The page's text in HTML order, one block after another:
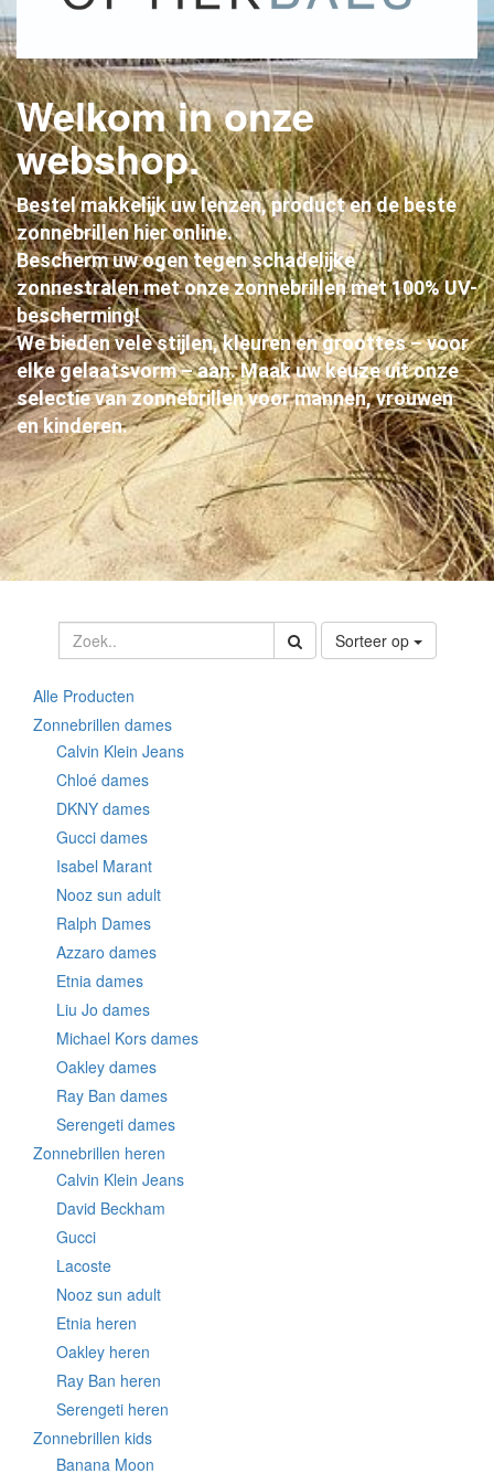
Welkom in onze
webshop.
Bestel makkelijk uw lenzen, product en de beste
zonnebrillen hier online.
Bescherm uw ogen tegen schadelijke
zonnestralen met onze zonnebrillen met 100% UV-
bescherming!
We bieden vele stijlen, kleuren en groottes – voor
elke gelaatsvorm – aan. Maak uw keuze uit onze
selectie van zonnebrillen voor mannen, vrouwen
en kinderen.
Sorteer op
Alle Producten
Zonnebrillen dames
Calvin Klein Jeans
Chloé dames
DKNY dames
Gucci dames
Isabel Marant
Nooz sun adult
Ralph Dames
Azzaro dames
Etnia dames
Liu Jo dames
Michael Kors dames
Oakley dames
Ray Ban dames
Serengeti dames
Zonnebrillen heren
Calvin Klein Jeans
David Beckham
Gucci
Lacoste
Nooz sun adult
Etnia heren
Oakley heren
Ray Ban heren
Serengeti heren
Zonnebrillen kids
Banana Moon